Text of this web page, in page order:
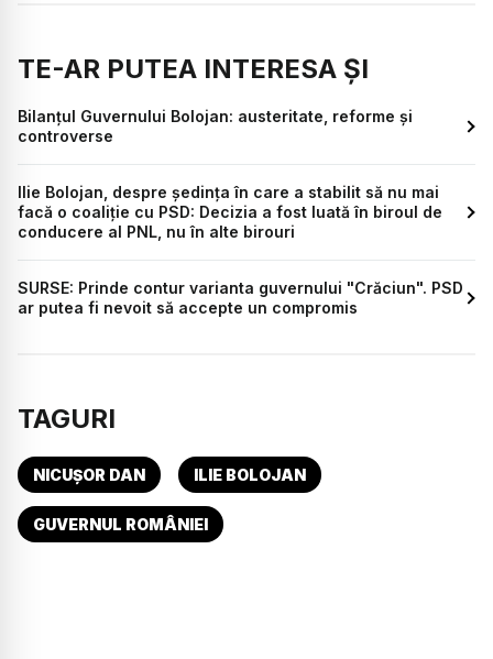
TE-AR PUTEA INTERESA ȘI
Bilanțul Guvernului Bolojan: austeritate, reforme și
controverse
Ilie Bolojan, despre ședința în care a stabilit să nu mai
facă o coaliție cu PSD: Decizia a fost luată în biroul de
conducere al PNL, nu în alte birouri
SURSE: Prinde contur varianta guvernului "Crăciun". PSD
ar putea fi nevoit să accepte un compromis
TAGURI
NICUȘOR DAN ILIE BOLOJAN
GUVERNUL ROMÂNIEI